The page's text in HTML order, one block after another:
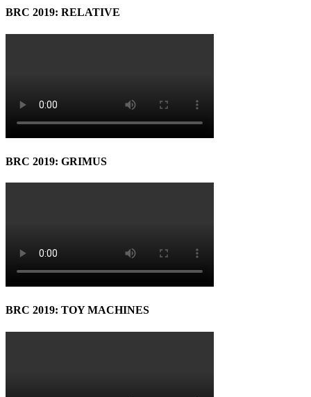
BRC 2019: RELATIVE
BRC 2019: GRIMUS
BRC 2019: TOY MACHINES